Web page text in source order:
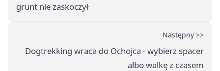
grunt nie zaskoczył
Następny >>
Dogtrekking wraca do Ochojca - wybierz spacer
albo walkę z czasem